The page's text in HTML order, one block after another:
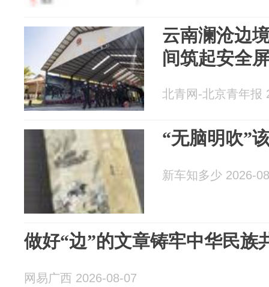
云南澜沧边
间筑起安全
北青网-北京青年报
“无脑明吹”
新车知多少 2026-
做好“边”的文章铸牢中华民族
网易广西 2026-08-07